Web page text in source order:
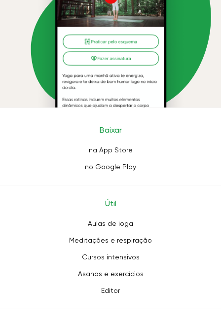
Baixar
na App Store
no Google Play
Útil
Aulas de ioga
Meditações e respiração
Cursos intensivos
Asanas e exercícios
Editor